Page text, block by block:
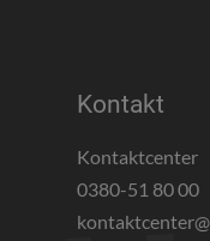
öppnas i nytt fönster.
Kontakt
Kontaktcenter
0380-51 80 00